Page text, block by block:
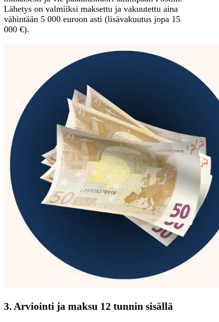
Lähetys on valmiiksi maksettu ja vakuutettu aina
vähintään 5 000 euroon asti (lisävakuutus jopa 15
000 €).
3. Arviointi ja maksu 12 tunnin sisällä